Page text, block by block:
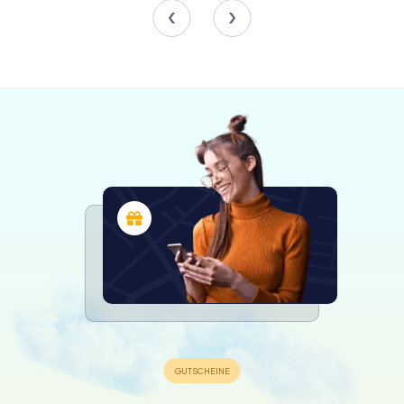
Vergangenheit. Die Konstruktion aus Eichenholz und
Douglasienholz, kombiniert mit traditioneller Takelage und
Schifffahrtsfunk ausgestattet, die sowohl Sicherheit als
auch Navigationspräzision während ihrer Fahrten
Die Dimensionen der Matthew sind beeindruckend: Sie
misst 78 Fuß in der Länge, hat eine Breite von 20 Fuß 6 Zoll
und einen Tiefgang von 7 Fuß. Ihre 2.360 Quadratfuß
Segelfläche ermöglichen es ihr, den Wind mit Anmut und
Kraft zu nutzen, ähnlich wie ihr Vorgänger. Besucher
können die verschiedenen Bereiche des Schiffes
erkunden, vom Hauptdeck bis zu den Kapitänsquartieren,
und Einblicke in das tägliche Leben von Cabot und seiner
Crew während ihrer wagemutigen Expedition gewinnen.
Der Matthew of Bristol Trust